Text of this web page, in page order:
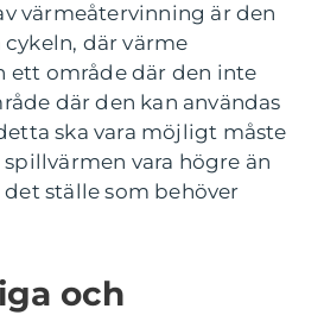
värmeåtervinning är den
där värme
ett område där den inte
där den kan användas
ska vara möjligt måste
vara högre än
ställe som behöver
och